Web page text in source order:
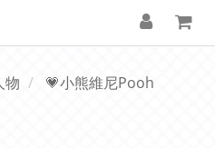
物 💗小熊維尼Pooh